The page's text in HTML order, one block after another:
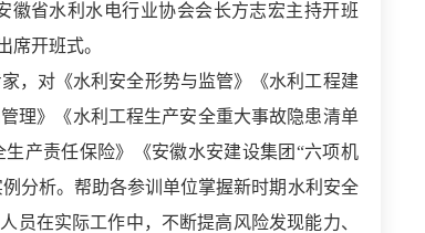
徽省水利水电行业协会会长方志宏主持开班
开班式。
，对《水利安全形势与监管》《水利工程建
理》《水利工程生产安全重大事故隐患清单
产责任保险》《安徽水安建设集团“六项机
分析。 帮助各参训单位掌握新时期水利安全
员在实际工作中，不断提高风险发现能力、